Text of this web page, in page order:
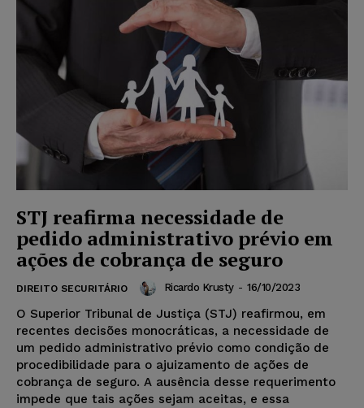
STJ reafirma necessidade de
pedido administrativo prévio em
ações de cobrança de seguro
DIREITO SECURITÁRIO Ricardo Krusty - 16/10/2023
O Superior Tribunal de Justiça (STJ) reafirmou, em
recentes decisões monocráticas, a necessidade de
um pedido administrativo prévio como condição de
procedibilidade para o ajuizamento de ações de
cobrança de seguro. A ausência desse requerimento
impede que tais ações sejam aceitas, e essa